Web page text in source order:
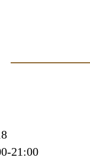
21:00